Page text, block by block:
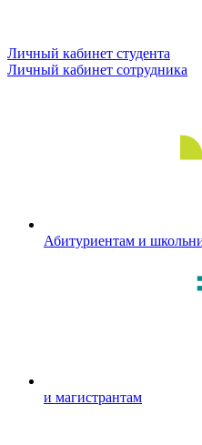
Личный кабинет студента
Личный кабинет сотрудника
Абитуриентам и
и магистрантам